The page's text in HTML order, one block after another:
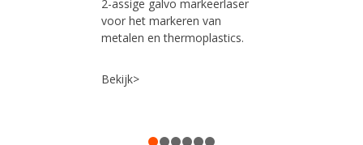
2-assige galvo markeerlaser
voor het markeren van
metalen en thermoplastics.
Bekijk>